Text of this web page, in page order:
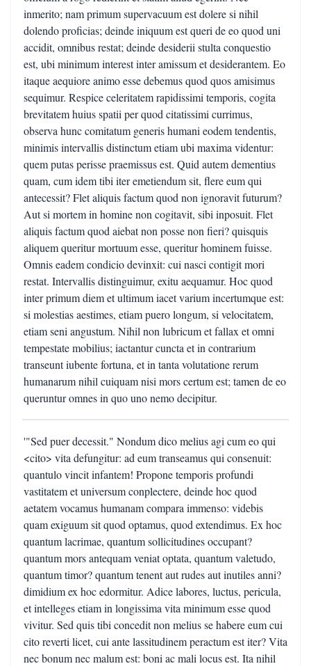
inmerito; nam primum supervacuum est dolere si nihil
dolendo proficias; deinde iniquum est queri de eo quod uni
accidit, omnibus restat; deinde desiderii stulta conquestio
est, ubi minimum interest inter amissum et desiderantem. Eo
itaque aequiore animo esse debemus quod quos amisimus
sequimur. Respice celeritatem rapidissimi temporis, cogita
brevitatem huius spatii per quod citatissimi currimus,
observa hunc comitatum generis humani eodem tendentis,
minimis intervallis distinctum etiam ubi maxima videntur:
quem putas perisse praemissus est. Quid autem dementius
quam, cum idem tibi iter emetiendum sit, flere eum qui
antecessit? Flet aliquis factum quod non ignoravit futurum?
Aut si mortem in homine non cogitavit, sibi inposuit. Flet
aliquis factum quod aiebat non posse non fieri? quisquis
aliquem queritur mortuum esse, queritur hominem fuisse.
Omnis eadem condicio devinxit: cui nasci contigit mori
restat. Intervallis distinguimur, exitu aequamur. Hoc quod
inter primum diem et ultimum iacet varium incertumque est:
si molestias aestimes, etiam puero longum, si velocitatem,
etiam seni angustum. Nihil non lubricum et fallax et omni
tempestate mobilius; iactantur cuncta et in contrarium
transeunt iubente fortuna, et in tanta volutatione rerum
humanarum nihil cuiquam nisi mors certum est; tamen de eo
queruntur omnes in quo uno nemo decipitur.
'"Sed puer decessit." Nondum dico melius agi cum eo qui
<cito> vita defungitur: ad eum transeamus qui consenuit:
quantulo vincit infantem! Propone temporis profundi
vastitatem et universum conplectere, deinde hoc quod
aetatem vocamus humanam compara immenso: videbis
quam exiguum sit quod optamus, quod extendimus. Ex hoc
quantum lacrimae, quantum sollicitudines occupant?
quantum mors antequam veniat optata, quantum valetudo,
quantum timor? quantum tenent aut rudes aut inutiles anni?
dimidium ex hoc edormitur. Adice labores, luctus, pericula,
et intelleges etiam in longissima vita minimum esse quod
vivitur. Sed quis tibi concedit non melius se habere eum cui
cito reverti licet, cui ante lassitudinem peractum est iter? Vita
nec bonum nec malum est: boni ac mali locus est. Ita nihil